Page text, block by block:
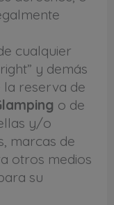
cualquier
y demás
la reserva de
o de
y/o
marcas de
otros medios
su